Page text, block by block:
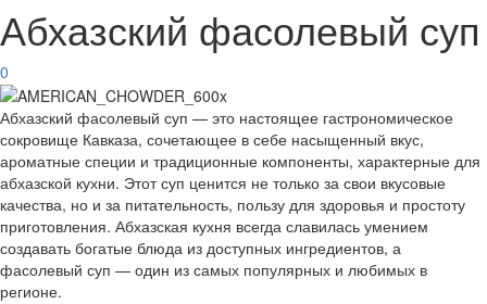
Абхазский фасолевый суп
0
Абхазский фасолевый суп — это настоящее гастрономическое
сокровище Кавказа, сочетающее в себе насыщенный вкус,
ароматные специи и традиционные компоненты, характерные для
абхазской кухни. Этот суп ценится не только за свои вкусовые
качества, но и за питательность, пользу для здоровья и простоту
приготовления. Абхазская кухня всегда славилась умением
создавать богатые блюда из доступных ингредиентов, а
фасолевый суп — один из самых популярных и любимых в
регионе.